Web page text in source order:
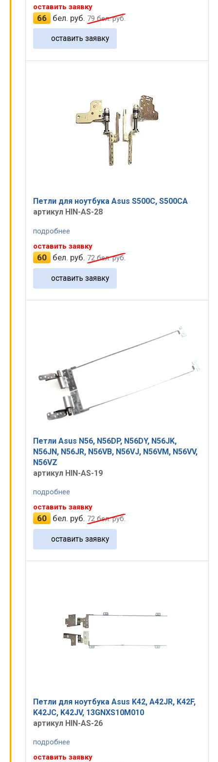
оставить заявку
66 бел. руб. 79бел. руб.
оставить заявку
Петли для ноутбука Asus S500C, S500CA
артикул HIN-AS-28
подробнее
оставить заявку
60 бел. руб. 72бел. руб.
оставить заявку
Петли Asus N56, N56DP, N56DY, N56JK,
N56JN, N56JR, N56VB, N56VJ, N56VM, N56VV,
N56VZ
артикул HIN-AS-19
подробнее
оставить заявку
60 бел. руб. 72бел. руб.
оставить заявку
Петли для ноутбука Asus K42, A42JR, K42F,
K42JC, K42JV, 13GNXS10M010
артикул HIN-AS-26
подробнее
оставить заявку